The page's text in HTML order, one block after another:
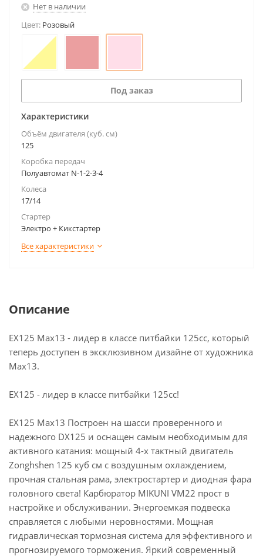
Нет в наличии
Цвет: Розовый
Под заказ
Характеристики
Объём двигателя (куб. см)
125
Коробка передач
Полуавтомат N-1-2-3-4
Колеса
17/14
Стартер
Электро + Кикстартер
Все характеристики
Описание
EX125 Max13 - лидер в классе питбайки 125сс, который
теперь доступен в эксклюзивном дизайне от художника
Max13.
EX125 - лидер в классе питбайки 125сс!
EX125 Max13 Построен на шасси проверенного и
надежного DX125 и оснащен самым необходимым для
активного катания: мощный 4-х тактный двигатель
Zonghshen 125 куб см с воздушным охлаждением,
прочная стальная рама, электростартер и диодная фара
головного света! Карбюратор MIKUNI VM22 прост в
настройке и обслуживании. Энергоемкая подвеска
справляется с любыми неровностями. Мощная
гидравлическая тормозная система для эффективного и
прогнозируемого торможения. Яркий современный